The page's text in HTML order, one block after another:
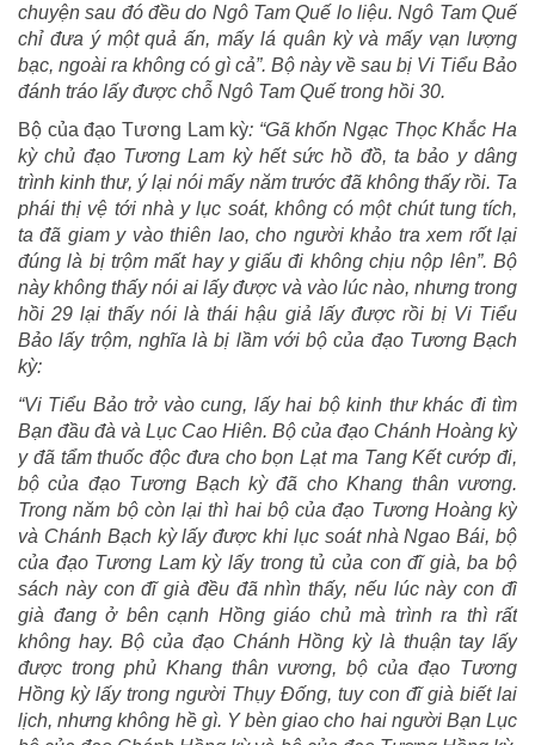
chuyện sau đó đều do Ngô Tam Quế lo liệu. Ngô Tam Quế
chỉ đưa ý một quả ấn, mấy lá quân kỳ và mấy vạn lượng
bạc, ngoài ra không có gì cả”. Bộ này về sau bị Vi Tiểu Bảo
đánh tráo lấy được chỗ Ngô Tam Quế trong hồi 30.
Bộ của đạo Tương Lam kỳ: “Gã khốn Ngạc Thọc Khắc Ha
kỳ chủ đạo Tương Lam kỳ hết sức hồ đồ, ta bảo y dâng
trình kinh thư, ý lại nói mấy năm trước đã không thấy rồi. Ta
phái thị vệ tới nhà y lục soát, không có một chút tung tích,
ta đã giam y vào thiên lao, cho người khảo tra xem rốt lại
đúng là bị trộm mất hay y giấu đi không chịu nộp lên”. Bộ
này không thấy nói ai lấy được và vào lúc nào, nhưng trong
hồi 29 lại thấy nói là thái hậu giả lấy được rồi bị Vi Tiểu
Bảo lấy trộm, nghĩa là bị lầm với bộ của đạo Tương Bạch
kỳ:
“Vi Tiểu Bảo trở vào cung, lấy hai bộ kinh thư khác đi tìm
Bạn đầu đà và Lục Cao Hiên. Bộ của đạo Chánh Hoàng kỳ
y đã tẩm thuốc độc đưa cho bọn Lạt ma Tang Kết cướp đi,
bộ của đạo Tương Bạch kỳ đã cho Khang thân vương.
Trong năm bộ còn lại thì hai bộ của đạo Tương Hoàng kỳ
và Chánh Bạch kỳ lấy được khi lục soát nhà Ngao Bái, bộ
của đạo Tương Lam kỳ lấy trong tủ của con đĩ già, ba bộ
sách này con đĩ già đều đã nhìn thấy, nếu lúc này con đĩ
già đang ở bên cạnh Hồng giáo chủ mà trình ra thì rất
không hay. Bộ của đạo Chánh Hồng kỳ là thuận tay lấy
được trong phủ Khang thân vương, bộ của đạo Tương
Hồng kỳ lấy trong người Thụy Đống, tuy con đĩ già biết lai
lịch, nhưng không hề gì. Y bèn giao cho hai người Bạn Lục